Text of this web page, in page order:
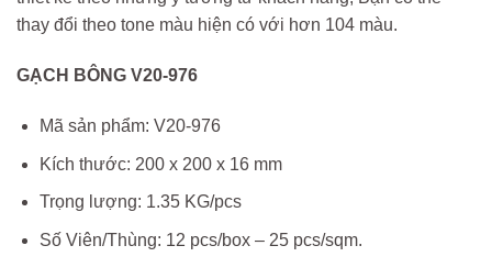
thay đổi theo tone màu hiện có với hơn 104 màu.
GẠCH BÔNG V20-976
Mã sản phẩm: V20-976
Kích thước: 200 x 200 x 16 mm
Trọng lượng: 1.35 KG/pcs
Số Viên/Thùng: 12 pcs/box – 25 pcs/sqm.